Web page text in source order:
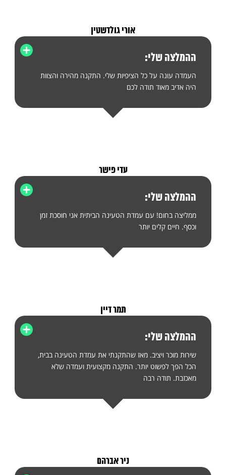
אורי גולדשטין
ההמלצה שלי:
העמדה עונה על כל הציפיות שלי. התקנה מהירה והצוות
היה אדיב מאוד תודה לכם
עדי פישר
ההמלצה שלי:
ממליצה בחום! עם עמדת הטעינה הביתית אני חוסכת זמן
וכסף. חיים קלים יותר
תמר דיין
ההמלצה שלי:
שירות מוכר ויציב. מאז שהתקנתי את עמדת הטעינה בבית,
הכל הפך לפשוט יותר. התקנה מקצועית ועמדה שלא
מאכזבת. תודה רבה
ניר אברהם